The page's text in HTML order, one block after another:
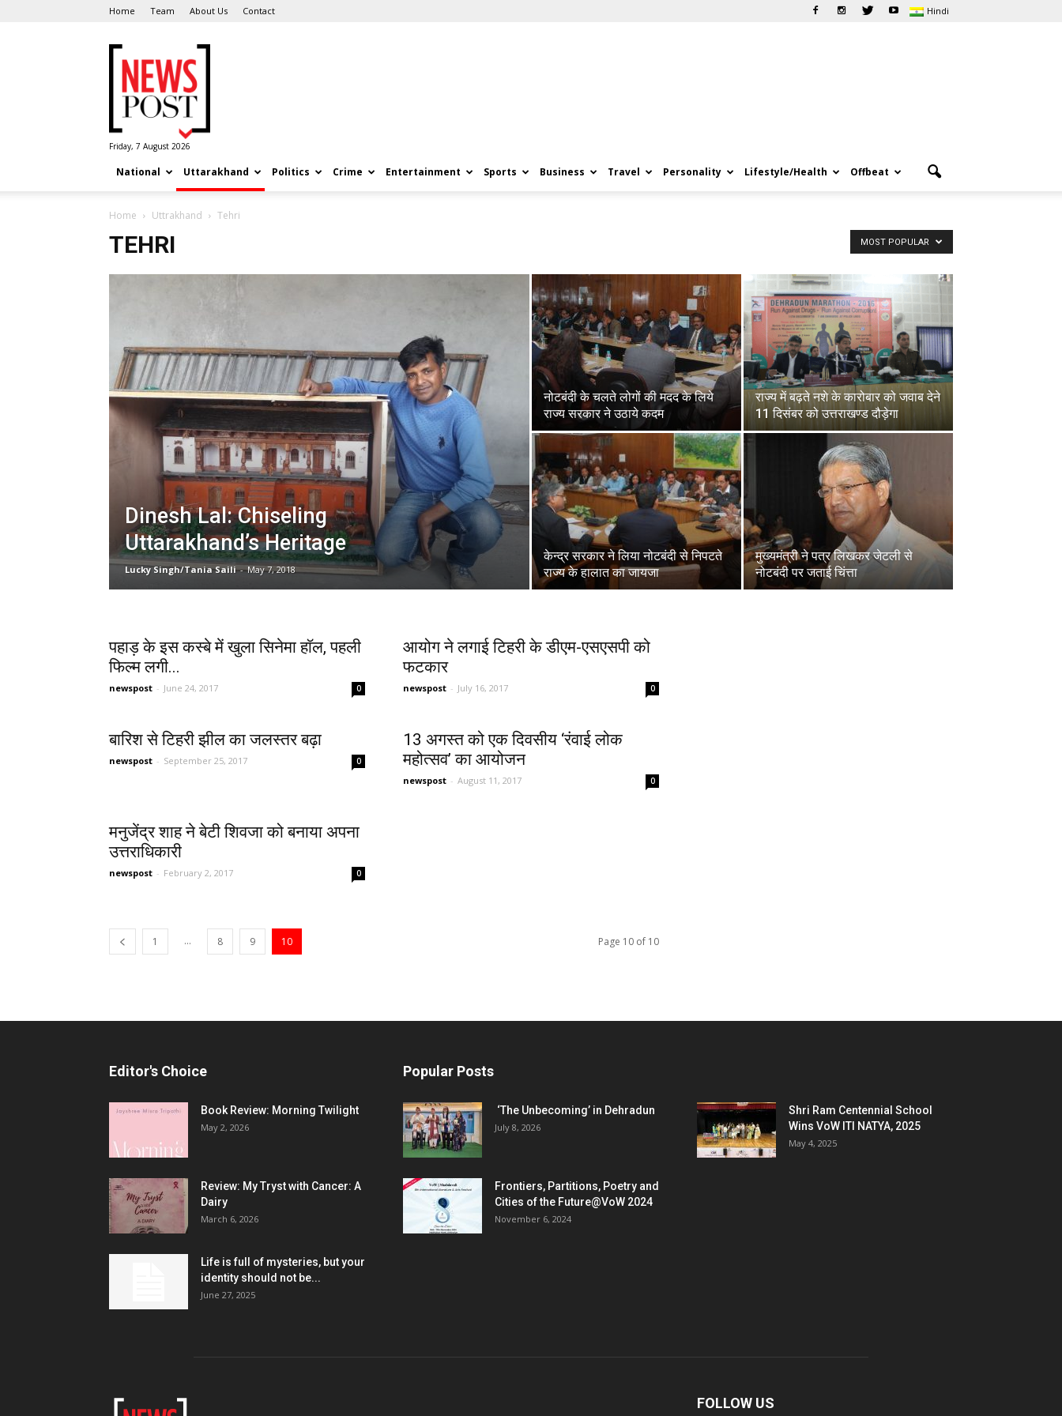
Home Team About Us Contact Hindi
Post
Friday, 7 August 2026
National Uttarakhand Politics Crime Entertainment Sports Business Travel Personality Lifestyle/Health Offbeat
Home Uttrakhand Tehri
TEHRI MOST POPULAR
Dinesh Lal: Chiseling
Uttarakhand’s Heritage
Lucky Singh/Tania Saili - May 7, 2018
नोटबंदी के चलते लोगों की मदद के लिये
राज्य सरकार ने उठाये कदम
राज्य में बढ़ते नशे के कारोबार को जवाब देने
11 दिसंबर को उत्तराखण्ड दौड़ेगा
केन्द्र सरकार ने लिया नोटबंदी से निपटते
राज्य के हालात का जायजा
मुख्यमंत्री ने पत्र लिखकर जेटली से
नोटबंदी पर जताई चिंत्ता
पहाड़ के इस कस्बे में खुला सिनेमा हाॅल, पहली
फिल्म लगी...
newspost - June 24, 2017 0
आयोग ने लगाई टिहरी के डीएम-एसएसपी को
फटकार
newspost - July 16, 2017 0
बारिश से टिहरी झील का जलस्तर बढ़ा
newspost - September 25, 2017 0
13 अगस्त को एक दिवसीय ‘रंवाई लोक
महोत्सव’ का आयोजन
newspost - August 11, 2017 0
मनुजेंद्र शाह ने बेटी शिवजा को बनाया अपना
उत्तराधिकारी
newspost - February 2, 2017 0
1 ... 8 9 10 Page 10 of 10
Editor's Choice
Book Review: Morning Twilight
May 2, 2026
Review: My Tryst with Cancer: A
Dairy
March 6, 2026
Life is full of mysteries, but your
identity should not be...
June 27, 2025
Popular Posts
‘The Unbecoming’ in Dehradun
July 8, 2026
Shri Ram Centennial School
Wins VoW ITI NATYA, 2025
May 4, 2025
Frontiers, Partitions, Poetry and
Cities of the Future@VoW 2024
November 6, 2024
FOLLOW US